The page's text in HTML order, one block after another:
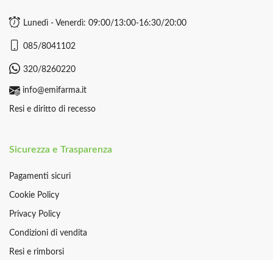
Lunedì - Venerdì: 09:00/13:00-16:30/20:00
085/8041102
320/8260220
info@emifarma.it
Resi e diritto di recesso
Sicurezza e Trasparenza
Pagamenti sicuri
Cookie Policy
Privacy Policy
Condizioni di vendita
Resi e rimborsi